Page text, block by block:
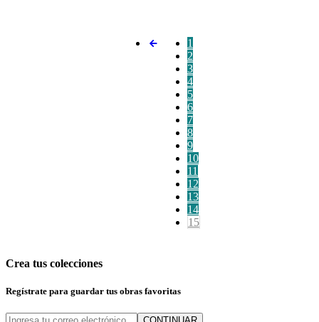
1
2
3
4
5
6
7
8
9
10
11
12
13
14
15
Crea tus colecciones
Regístrate para guardar tus obras favoritas